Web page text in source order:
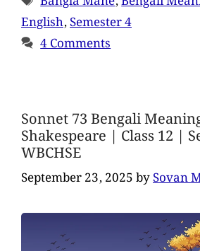
English,Semester 4
4 Comments
Sonnet 73 Bengali
Shakespeare | Class 12 |
WBCHSE
September 23, 2025bySovan